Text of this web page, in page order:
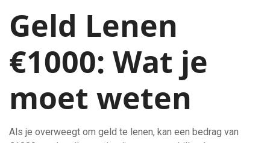
Geld Lenen
€1000: Wat je
moet weten
Als je overweegt om geld te lenen, kan een bedrag van